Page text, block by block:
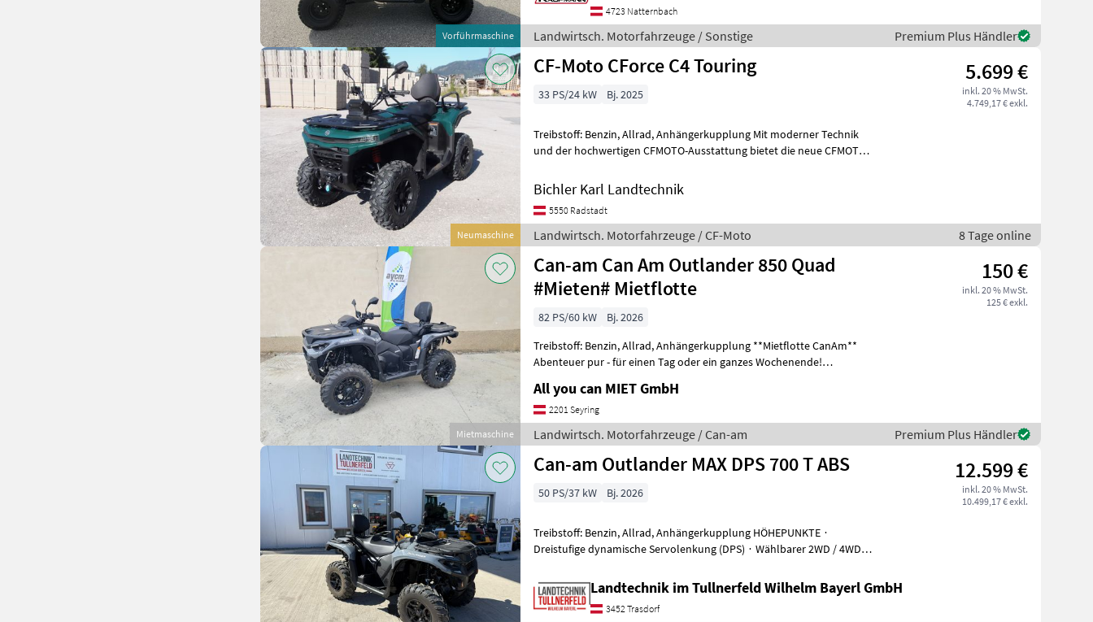
Vorführmaschine
4723 Natternbach
Landwirtsch. Motorfahrzeuge / Sonstige Premium Plus Händler
Neumaschine
CF-Moto CForce C4 Touring 5.699 €
inkl. 20 % MwSt.
4.749,17 € exkl.
33 PS/24 kW Bj. 2025
Treibstoff: Benzin, Allrad, Anhängerkupplung Mit moderner Technik
und der hochwertigen CFMOTO-Ausstattung bietet die neue CFMOTO
Bichler Karl Landtechnik
5550 Radstadt
Landwirtsch. Motorfahrzeuge / CF-Moto 8 Tage online
Mietmaschine
Can-am Can Am Outlander 850 Quad
#Mieten# Mietflotte
150 €
inkl. 20 % MwSt.
125 € exkl.
82 PS/60 kW
Bj. 2026
Treibstoff: Benzin, Allrad, Anhängerkupplung **Mietflotte CanAm**
Abenteuer pur - für einen Tag oder ein ganzes Wochenende!
All you can MIET GmbH
2201 Seyring
Landwirtsch. Motorfahrzeuge / Can-am Premium Plus Händler
Can-am Outlander MAX DPS 700 T ABS 12.599 €
inkl. 20 % MwSt.
10.499,17 € exkl.
50 PS/37 kW Bj. 2026
Treibstoff: Benzin, Allrad, Anhängerkupplung HÖHEPUNKTE ∙
Dreistufige dynamische Servolenkung (DPS) ∙ Wählbarer 2WD / 4WD
Landtechnik im Tullnerfeld Wilhelm Bayerl GmbH
3452 Trasdorf